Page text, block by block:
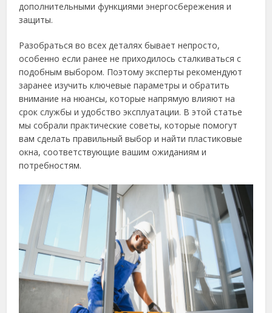
дополнительными функциями энергосбережения и
защиты.
Разобраться во всех деталях бывает непросто,
особенно если ранее не приходилось сталкиваться с
подобным выбором. Поэтому эксперты рекомендуют
заранее изучить ключевые параметры и обратить
внимание на нюансы, которые напрямую влияют на
срок службы и удобство эксплуатации. В этой статье
мы собрали практические советы, которые помогут
вам сделать правильный выбор и найти пластиковые
окна, соответствующие вашим ожиданиям и
потребностям.